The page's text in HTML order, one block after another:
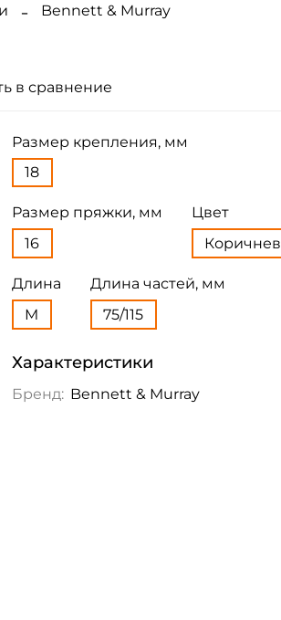
Bennett & Murray
в сравнение
Размер крепления, мм
18
Размер пряжки, мм
16
Цвет
Длина
M
Длина частей, мм
75/115
Характеристики
Бренд: Bennett & Murray